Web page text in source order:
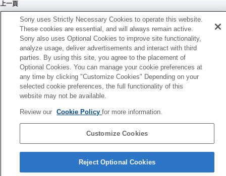
分別調整靜態影像與動態影像的相機設定
自訂環/轉盤的功能
拍攝動態影像時使用快門按鈕
螢幕/觀景窗設定
變更相機設定
智慧型手機可用的功能
使用電腦
使用雲端服務
如果您遇到問題
上一頁
頁面
下一頁
從我的選單
TP1001413770
語言選擇頁面
5-054-923-85(3)
Sony uses Strictly Necessary Cookies to operate this website.
These cookies are essential, and will always remain active.
Sony also uses Optional Cookies to improve site functionality,
analyze usage, deliver advertisements and interact with third
parties. By using this site, you agree to the placement of
Optional Cookies. You can manage your cookie preferences at
any time by clicking "Customize Cookies" Depending on your
selected cookie preferences, the full functionality of this
website may not be available.
Review our Cookie Policyfor more information.
Customize Cookies
Reject Optional Cookies